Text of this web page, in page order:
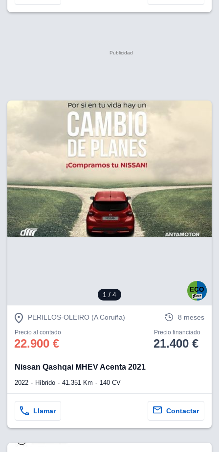
1 / 4
PERILLOS-OLEIRO (A Coruña) 8 meses
Precio al contado
22.900 €
Precio financiado
21.400 €
Nissan Qashqai MHEV Acenta 2021
2022 Híbrido 41.351 Km 140 CV
Llamar Contactar